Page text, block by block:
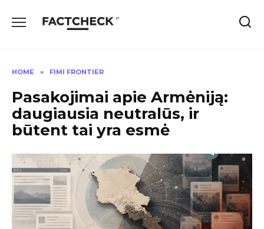
HOME » FIMI FRONTIER
Pasakojimai apie Armėniją:
daugiausia neutralūs, ir
būtent tai yra esmė